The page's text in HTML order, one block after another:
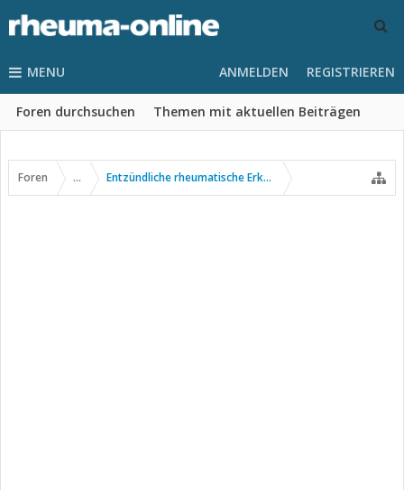
MENU
Foren durchsuchen Themen mit aktuellen Beiträgen
ANMELDEN REGISTRIEREN
Foren ... Entzündliche rheumatische Erkrankungen